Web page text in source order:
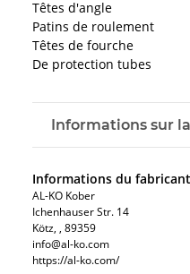
Têtes d'angle
Patins de roulement
Têtes de fourche
De protection tubes
Informations sur
Informations du
AL-KO Kober
Ichenhauser Str. 14
Kötz, , 89359
info@al-ko.com
https://al-ko.com/